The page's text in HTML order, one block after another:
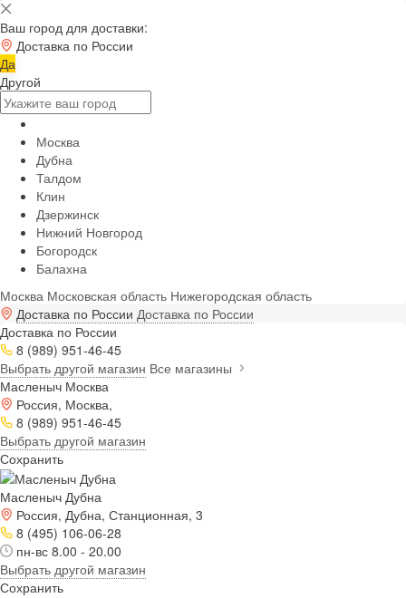
Ваш город для доставки:
Доставка по России
Да
Другой
Москва
Дубна
Талдом
Клин
Дзержинск
Нижний Новгород
Богородск
Балахна
Москва Московская область Нижегородская область
Доставка по России Доставка по России
Доставка по России
8 (989) 951-46-45
Выбрать другой магазин Все магазины
Масленыч Москва
Россия, Москва,
8 (989) 951-46-45
Выбрать другой магазин
Сохранить
Масленыч Дубна
Россия, Дубна, Станционная, 3
8 (495) 106-06-28
пн-вс 8.00 - 20.00
Выбрать другой магазин
Сохранить